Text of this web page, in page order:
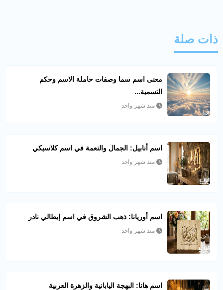
ذات صلة
معنى اسم سما وصفات حاملة الاسم وحكم
التسمية...
منذ شهر واحد
اسم أنابيل: الجمال والنعمة في اسم كلاسيكي
منذ شهر واحد
اسم أوريانا: ذهب الشروق في اسم إيطالي نادر
منذ شهر واحد
اسم هانا: البهجة اليابانية والزهرة العربية